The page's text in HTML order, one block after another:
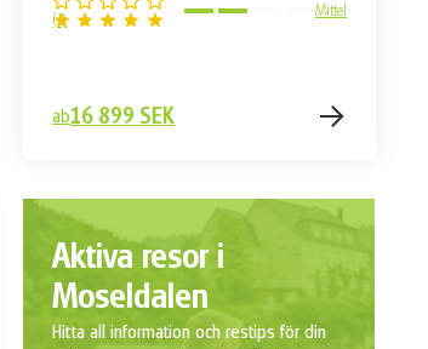
(1)
Mittel
ab16 899 SEK
Aktiva resor i
Moseldalen
Hitta all information och restips för din